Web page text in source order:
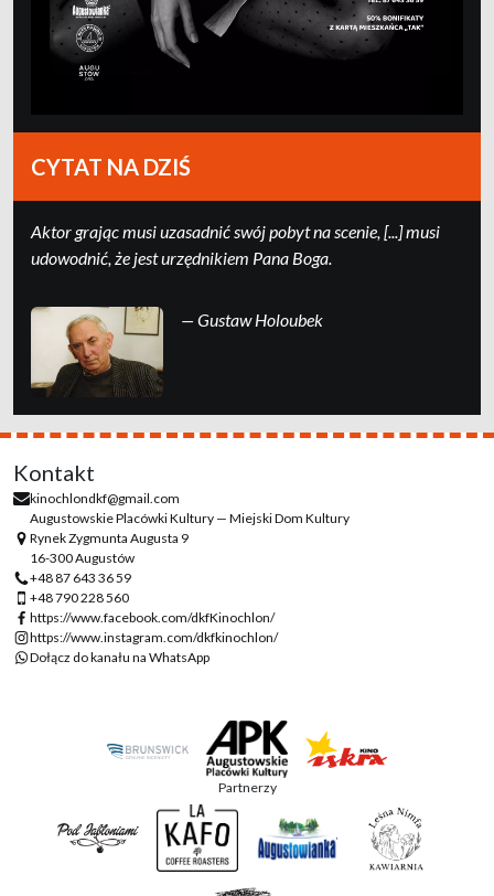
CYTAT NA DZIŚ
Ak­tor grając mu­si uza­sad­nić swój po­byt na sce­nie, [...] mu­si
udo­wod­nić, że jest urzędni­kiem Pa­na Boga.
— Gustaw Holoubek
Kontakt
kinochlondkf@gmail.com
Augustowskie Placówki Kultury — Miejski Dom Kultury
Rynek Zygmunta Augusta 9
16-300 Augustów
+48 87 643 36 59
+48 790 228 560
https://www.facebook.com/dkfKinochlon/
https://www.instagram.com/dkfkinochlon/
Dołącz do kanału na WhatsApp
Partnerzy